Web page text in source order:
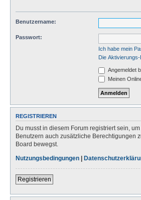
Benutzername:
Passwort:
Ich habe mein
Die
Angemeldet
Meinen
REGISTRIEREN
Du musst in diesem Forum registriert sein,
Benutzern auch zusätzliche Berechtigungen
Board bewegst.
Nutzungsbedingungen |
Registrieren